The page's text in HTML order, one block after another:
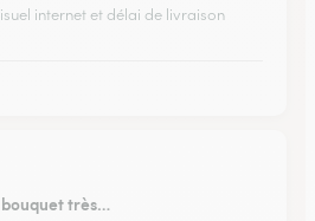
internet et délai de livraison
très…